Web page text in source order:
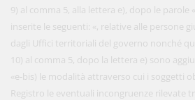
9) al comma 5, alla lettera e), dopo le parole
inserite le seguenti: «, relative alle persone
dagli Uffici territoriali del governo nonché
10) al comma 5, dopo la lettera e) sono
«e-bis) le modalità attraverso cui i soggetti
Registro le eventuali incongruenze rilevate